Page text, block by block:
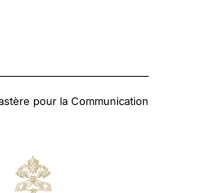
pour la Communication